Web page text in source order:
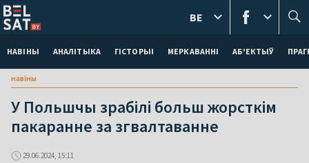
НАВІНЫ АНАЛІТЫКА ГІСТОРЫІ МЕРКАВАННI АБ'ЕКТЫЎ
BE
навіны
У Польшчы зрабілі больш жорсткім
пакаранне за згвалтаванне
29.06.2024, 15:11